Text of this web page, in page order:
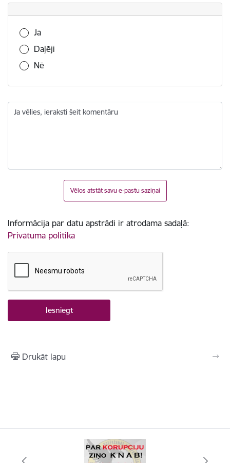
Vai šī informācija bija noderīga?
Jā
Daļēji
Nē
Ja vēlies, ieraksti šeit komentāru
Vēlos atstāt savu e-pastu saziņai
Informācija par datu apstrādi ir atrodama sadaļā:
Privātuma politika
Drukāt lapu